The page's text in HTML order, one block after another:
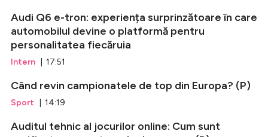
Audi Q6 e-tron: experiența surprinzătoare în care
automobilul devine o platformă pentru
personalitatea fiecăruia
Intern | 17:51
Când revin campionatele de top din Europa? (P)
Sport | 14:19
Auditul tehnic al jocurilor online: Cum sunt